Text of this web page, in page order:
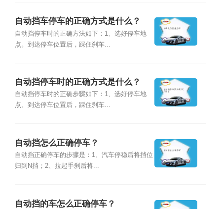
自动挡车停车的正确方式是什么？
自动挡停车时的正确方法如下：1、选好停车地
点。到达停车位置后，踩住刹车...
自动挡停车时的正确方式是什么？
自动挡停车时的正确步骤如下：1、选好停车地
点。到达停车位置后，踩住刹车...
自动挡怎么正确停车？
自动挡正确停车的步骤是：1、汽车停稳后将挡位
归到N挡；2、拉起手刹后将...
自动挡的车怎么正确停车？